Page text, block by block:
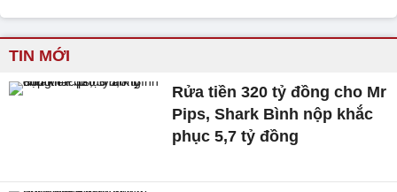
TIN MỚI
Rửa tiền 320 tỷ đồng cho Mr
Pips, Shark Bình nộp khắc
phục 5,7 tỷ đồng